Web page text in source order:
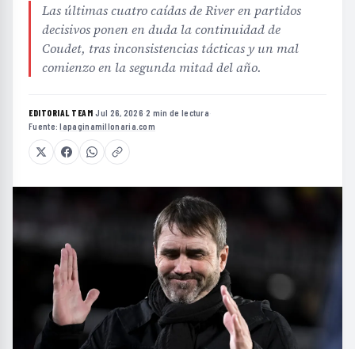
Las últimas cuatro caídas de River en partidos
decisivos ponen en duda la continuidad de
Coudet, tras inconsistencias tácticas y un mal
comienzo en la segunda mitad del año.
EDITORIAL TEAM·Jul 26, 2026·2 min de lectura·
Fuente:lapaginamillonaria.com